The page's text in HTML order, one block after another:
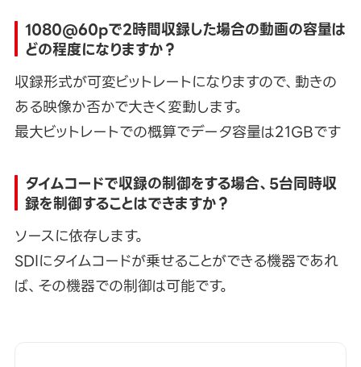
1080@60pで2時間収録した場合の動画の容量は
どの程度になりますか？
収録形式が可変ビットレートになりますので、動きの
ある映像か否かで大きく変動します。
最大ビットレートでの概算でデータ容量は21GBです
タイムコードで収録の制御をする場合、5台同時収
録を制御することはできますか？
ソースに依存します。
SDIにタイムコードが乗せることができる機器であれ
ば、その機器での制御は可能です。